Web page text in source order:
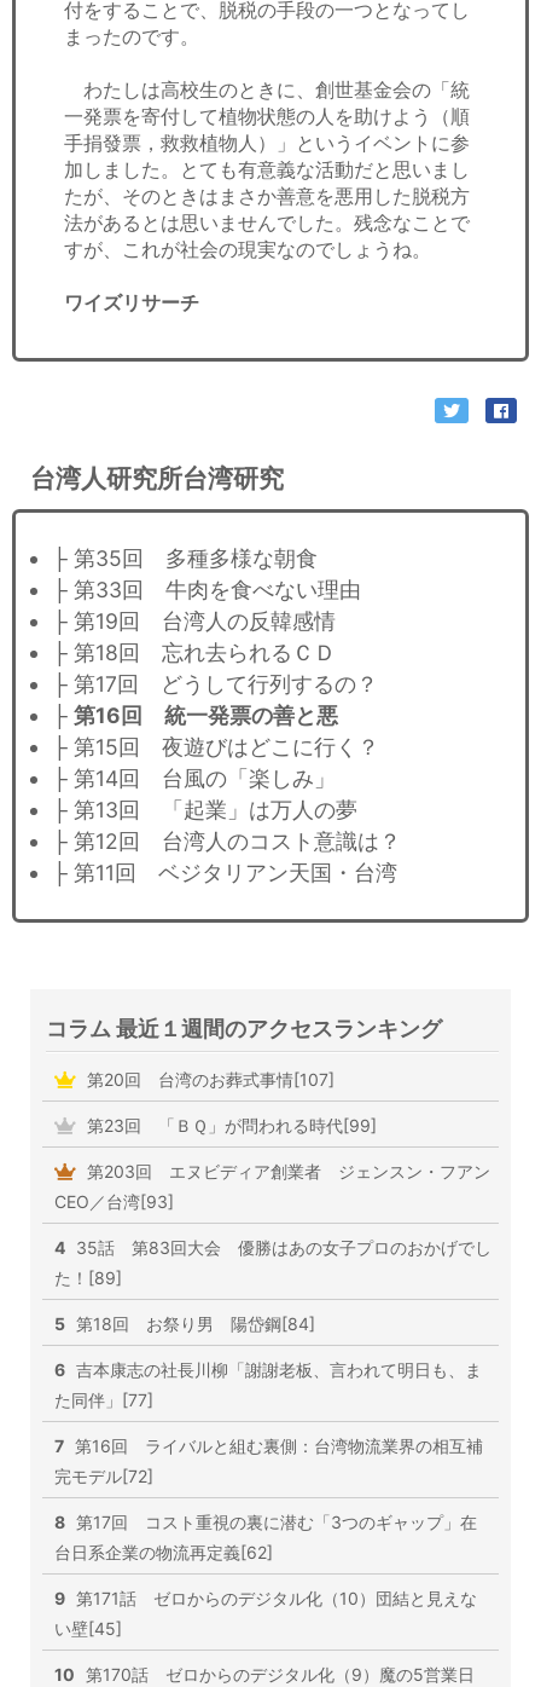
付をすることで、脱税の手段の一つとなってし
まったのです。
わたしは高校生のときに、創世基金会の「統
一発票を寄付して植物状態の人を助けよう（順
手捐發票，救救植物人）」というイベントに参
加しました。とても有意義な活動だと思いまし
たが、そのときはまさか善意を悪用した脱税方
法があるとは思いませんでした。残念なことで
すが、これが社会の現実なのでしょうね。
ワイズリサーチ
台湾人研究所台湾研究
├ 第35回 多種多様な朝食
├ 第33回 牛肉を食べない理由
├ 第19回 台湾人の反韓感情
├ 第18回 忘れ去られるＣＤ
├ 第17回 どうして行列するの？
├ 第16回 統一発票の善と悪
├ 第15回 夜遊びはどこに行く？
├ 第14回 台風の「楽しみ」
├ 第13回 「起業」は万人の夢
├ 第12回 台湾人のコスト意識は？
├ 第11回 ベジタリアン天国・台湾
コラム 最近１週間のアクセスランキング
第20回 台湾のお葬式事情[107]
第23回 「ＢＱ」が問われる時代[99]
第203回 エヌビディア創業者 ジェンスン・フアン
CEO／台湾[93]
4 35話 第83回大会 優勝はあの女子プロのおかげでし
た！[89]
5 第18回 お祭り男 陽岱鋼[84]
6 吉本康志の社長川柳「謝謝老板、言われて明日も、ま
た同伴」[77]
7 第16回 ライバルと組む裏側：台湾物流業界の相互補
完モデル[72]
8 第17回 コスト重視の裏に潜む「3つのギャップ」在
台日系企業の物流再定義[62]
9 第171話 ゼロからのデジタル化（10）団結と見えな
い壁[45]
10 第170話 ゼロからのデジタル化（9）魔の5営業日